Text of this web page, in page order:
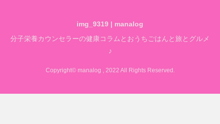
img_9319 | manalog
分子栄養カウンセラーの健康コラムとおうちごはんと旅とグルメ
♪
Copyright© manalog , 2022 All Rights Reserved.